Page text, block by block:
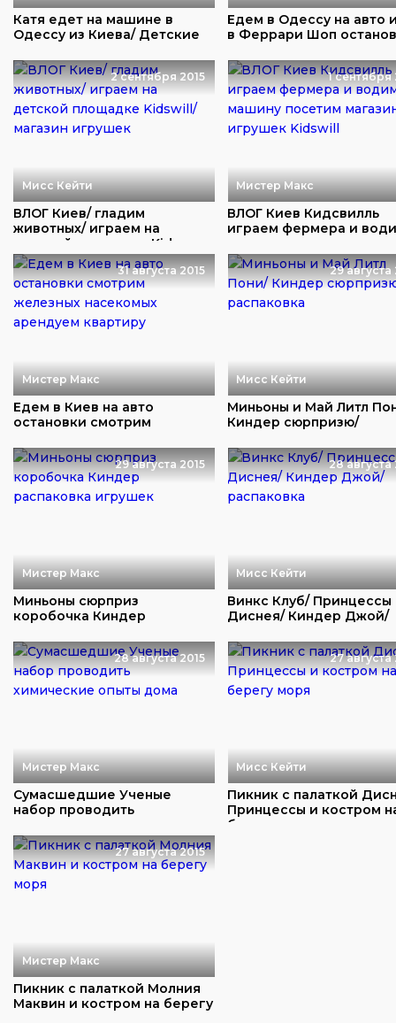
Катя едет на машине в
Одессу из Киева/ Детские
Едем в Одессу на авто
в Феррари Шоп
2 сентября 2015
Мисс Кейти
ВЛОГ Киев/ гладим
животных/ играем на
детской площадке Kidsw...
1 сентября
Мистер Макс
ВЛОГ Киев Кидсвилль
играем фермера и
31 августа 2015
Мистер Макс
Едем в Киев на авто
остановки смотрим
29 августа
Мисс Кейти
Миньоны и Май Литл
Киндер сюрпризю/
29 августа 2015
Мистер Макс
Миньоны сюрприз
коробочка Киндер
28 августа
Мисс Кейти
Винкс Клуб/ Принцессы
Диснея/ Киндер Джой/
28 августа 2015
Мистер Макс
Сумасшедшие Ученые
набор проводить
27 августа
Мисс Кейти
Пикник с палаткой
Принцессы и костром
берегу моря
27 августа 2015
Мистер Макс
Пикник с палаткой Молния
Маквин и костром на берегу